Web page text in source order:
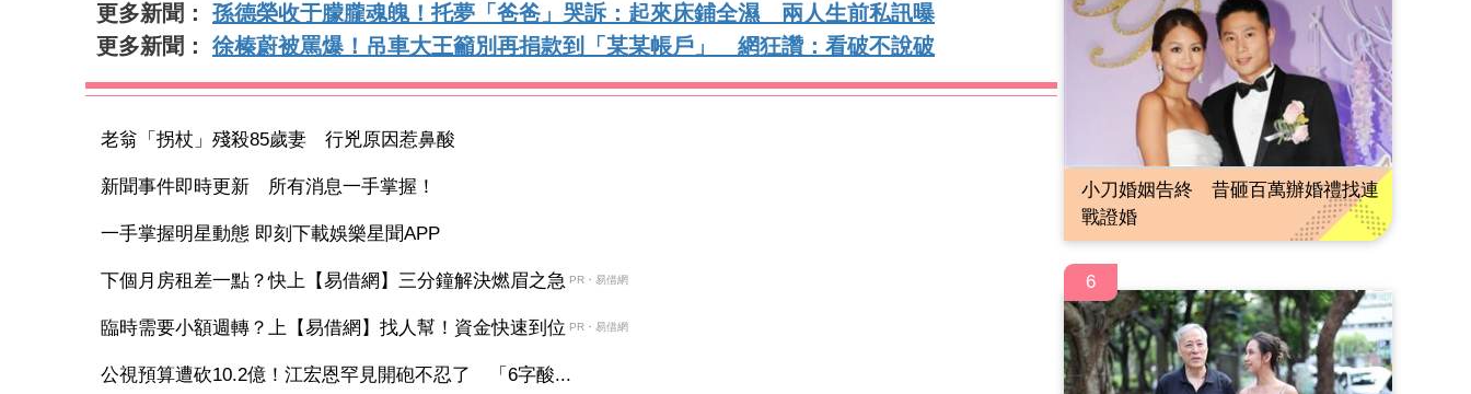
更多新聞： 孫德榮收于朦朧魂魄！托夢「爸爸」哭訴：起來床鋪全濕 兩人生前私訊曝
更多新聞： 徐榛蔚被罵爆！吊車大王籲別再捐款到「某某帳戶」 網狂讚：看破不說破
老翁「拐杖」殘殺85歲妻 行兇原因惹鼻酸
新聞事件即時更新 所有消息一手掌握！
一手掌握明星動態 即刻下載娛樂星聞APP
下個月房租差一點？快上【易借網】三分鐘解決燃眉之急 PR・易借網
臨時需要小額週轉？上【易借網】找人幫！資金快速到位 PR・易借網
公視預算遭砍10.2億！江宏恩罕見開砲不忍了 「6字酸...
小刀婚姻告終 昔砸百萬辦婚禮找連
戰證婚
6